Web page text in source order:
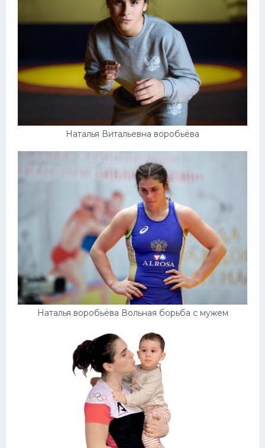
Наталья Витальевна воробьёва
Наталья воробьёва Вольная борьба с мужем